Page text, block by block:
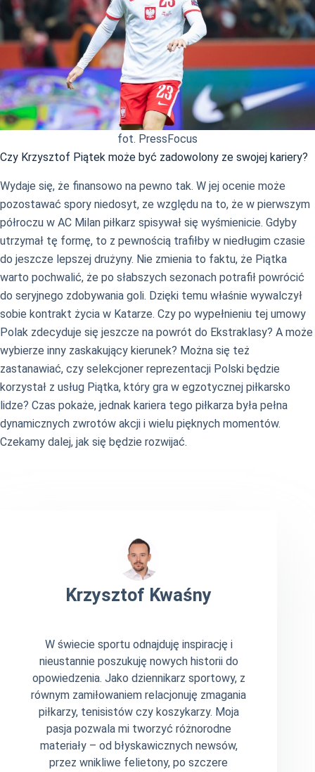
fot. PressFocus
Czy Krzysztof Piątek może być zadowolony ze swojej kariery?
Wydaje się, że finansowo na pewno tak. W jej ocenie może
pozostawać spory niedosyt, ze względu na to, że w pierwszym
półroczu w AC Milan piłkarz spisywał się wyśmienicie. Gdyby
utrzymał tę formę, to z pewnością trafiłby w niedługim czasie
do jeszcze lepszej drużyny. Nie zmienia to faktu, że Piątka
warto pochwalić, że po słabszych sezonach potrafił powrócić
do seryjnego zdobywania goli. Dzięki temu właśnie wywalczył
sobie kontrakt życia w Katarze. Czy po wypełnieniu tej umowy
Polak zdecyduje się jeszcze na powrót do Ekstraklasy? A może
wybierze inny zaskakujący kierunek? Można się też
zastanawiać, czy selekcjoner reprezentacji Polski będzie
korzystał z usług Piątka, który gra w egzotycznej piłkarsko
lidze? Czas pokaże, jednak kariera tego piłkarza była pełna
dynamicznych zwrotów akcji i wielu pięknych momentów.
Czekamy dalej, jak się będzie rozwijać.
Krzysztof Kwaśny
W świecie sportu odnajduję inspirację i
nieustannie poszukuję nowych historii do
opowiedzenia. Jako dziennikarz sportowy, z
równym zamiłowaniem relacjonuję zmagania
piłkarzy, tenisistów czy koszykarzy. Moja
pasja pozwala mi tworzyć różnorodne
materiały – od błyskawicznych newsów,
przez wnikliwe felietony, po szczere